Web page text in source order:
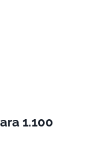
1.100